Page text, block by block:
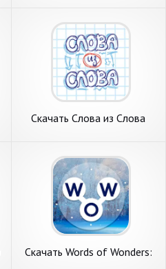
Скачать Слова из Слова
Скачать Words of Wonders: